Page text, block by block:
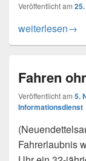
Veröffentlicht am
Kontrolle
weiterlesen→
Fahren
Veröffentlicht am 5.
Informationsdienst
Fahrerlaubnis